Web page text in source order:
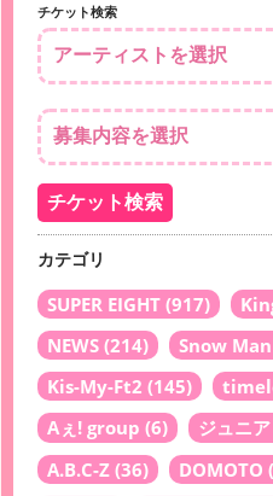
チケット検索
カテゴリ
SUPER EIGHT (917)
NEWS (214) Snow Man
Kis-My-Ft2 (145)
Aぇ! group (6) ジュニア
A.B.C-Z (36) DOMOTO